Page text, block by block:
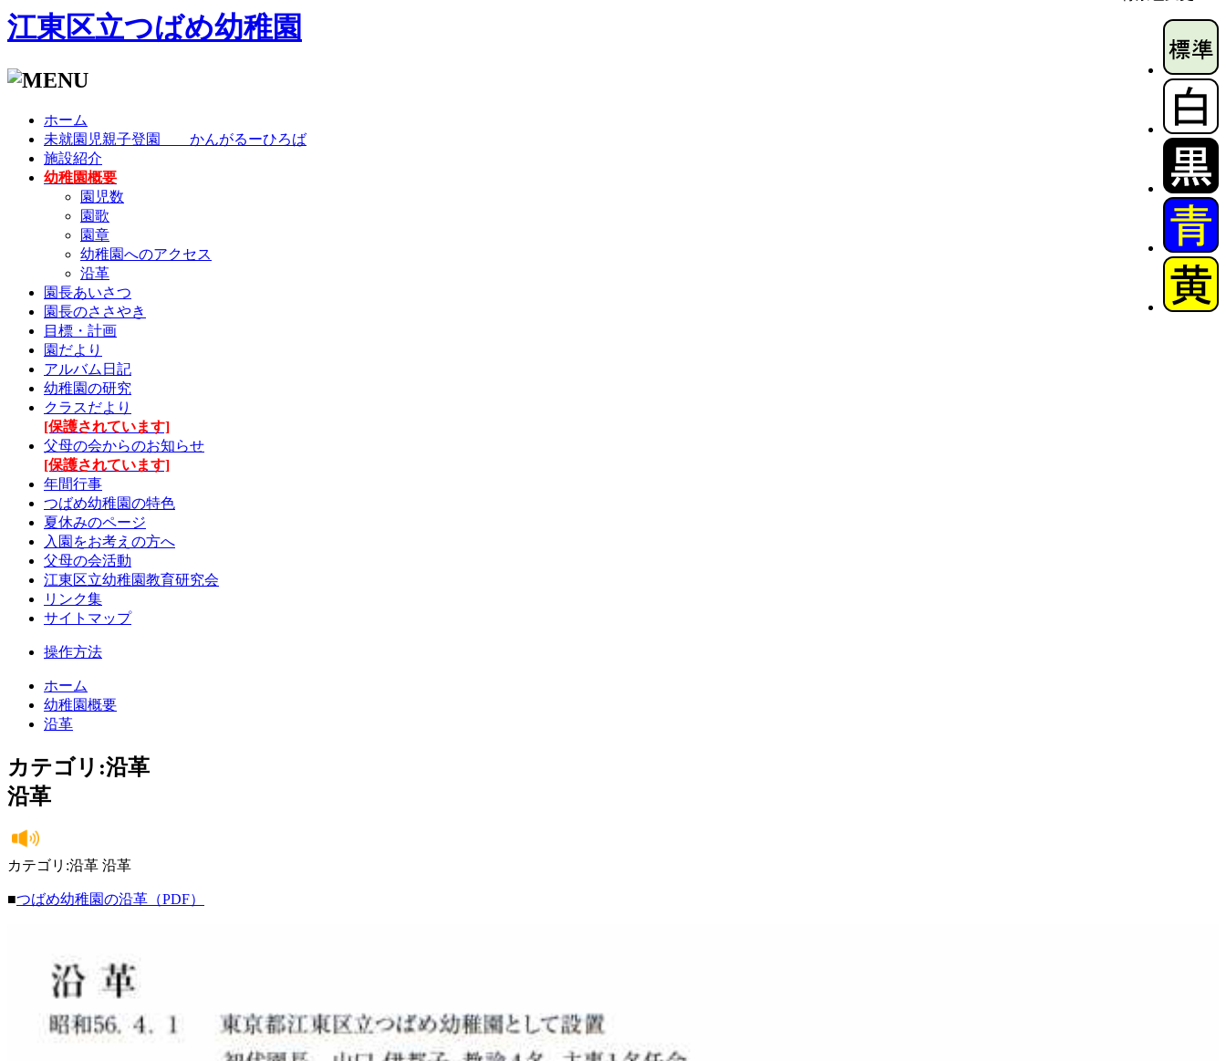
江東区立つばめ幼稚園
ホーム
未就園児親子登園 かんがるーひろば
施設紹介
幼稚園概要
園児数
園歌
園章
幼稚園へのアクセス
沿革
園長あいさつ
園長のささやき
目標・計画
園だより
アルバム日記
幼稚園の研究
クラスだより
[保護されています]
父母の会からのお知らせ
[保護されています]
年間行事
つばめ幼稚園の特色
夏休みのページ
入園をお考えの方へ
父母の会活動
江東区立幼稚園教育研究会
リンク集
サイトマップ
操作方法
ホーム
幼稚園概要
沿革
カテゴリ:沿革
沿革
カテゴリ:沿革 沿革
■つばめ幼稚園の沿革（PDF）